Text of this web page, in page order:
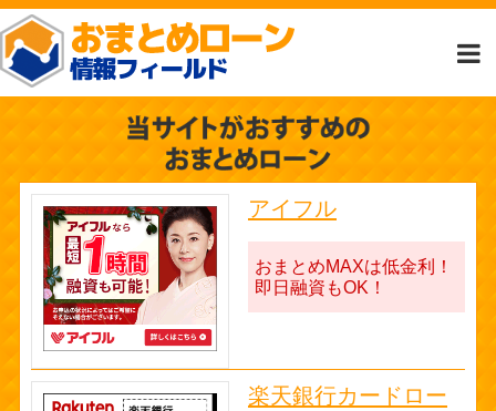
アイフル
おまとめMAXは低金利！
即日融資もOK！
楽天銀行カードロー